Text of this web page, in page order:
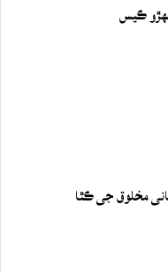
ڪيس
مخلوق جي ڪٿا